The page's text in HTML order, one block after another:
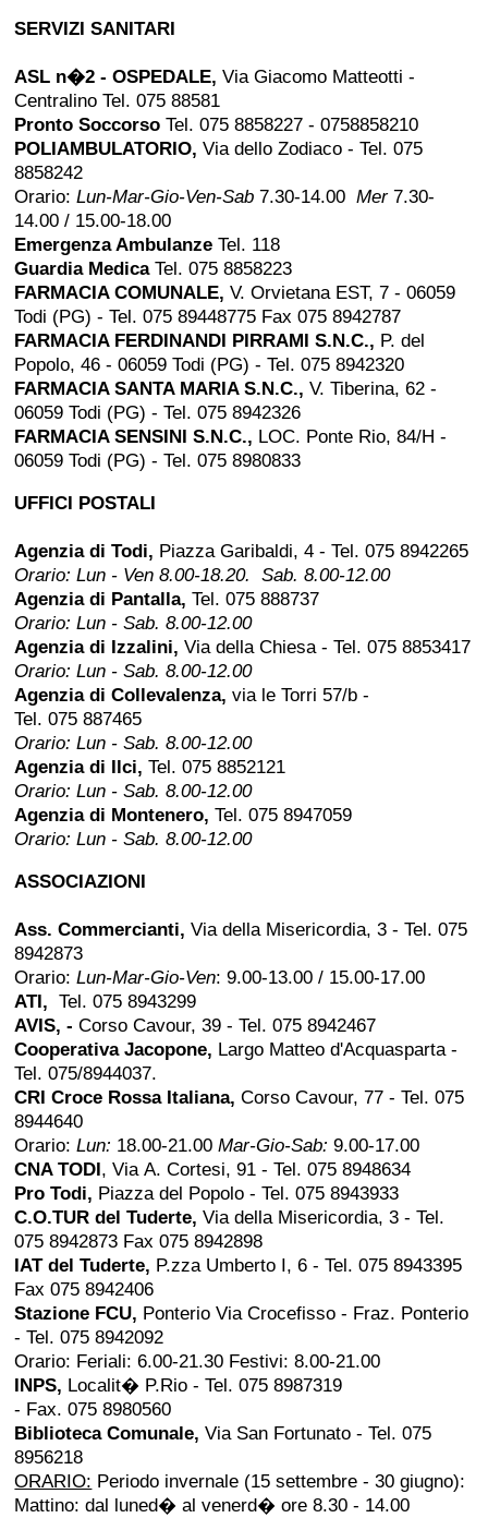
SERVIZI SANITARI
ASL n�2 - OSPEDALE,Via Giacomo Matteotti -
Centralino Tel. 075 88581
Pronto Soccorso Tel. 075 8858227 - 0758858210
POLIAMBULATORIO,Via dello Zodiaco - Tel. 075
8858242
Orario:Lun-Mar-Gio-Ven-Sab 7.30-14.00 Mer7.30-
14.00 / 15.00-18.00
Emergenza AmbulanzeTel. 118
Guardia MedicaTel. 075 8858223
FARMACIA COMUNALE,V. Orvietana EST, 7 - 06059
Todi (PG) - Tel. 075 89448775 Fax 075 8942787
FARMACIA FERDINANDI PIRRAMI S.N.C., P. del
Popolo, 46 - 06059 Todi (PG) - Tel. 075 8942320
FARMACIA SANTA MARIA S.N.C.,V. Tiberina, 62 -
06059 Todi (PG) - Tel. 075 8942326
FARMACIA SENSINI S.N.C., LOC. Ponte Rio, 84/H -
06059 Todi (PG) - Tel. 075 8980833
UFFICI POSTALI
Agenzia di Todi, Piazza Garibaldi, 4 - Tel. 075 8942265
Orario: Lun - Ven 8.00-18.20. Sab. 8.00-12.00
Agenzia di Pantalla,Tel. 075 888737
Orario: Lun - Sab. 8.00-12.00
Agenzia di Izzalini,Via della Chiesa - Tel. 075 8853417
Orario: Lun - Sab. 8.00-12.00
Agenzia di Collevalenza,via le Torri 57/b -
Tel. 075 887465
Orario: Lun - Sab. 8.00-12.00
Agenzia di Ilci,Tel. 075 8852121
Orario: Lun - Sab. 8.00-12.00
Agenzia di Montenero,Tel. 075 8947059
Orario: Lun - Sab. 8.00-12.00
ASSOCIAZIONI
Ass. Commercianti,Via della Misericordia, 3 - Tel. 075
8942873
Orario:Lun-Mar-Gio-Ven: 9.00-13.00 / 15.00-17.00
ATI,Tel. 075 8943299
AVIS, -Corso Cavour, 39 - Tel. 075 8942467
Cooperativa Jacopone, Largo Matteo d'Acquasparta -
Tel. 075/8944037.
CRI Croce Rossa Italiana,Corso Cavour, 77 - Tel. 075
8944640
Orario:Lun: 18.00-21.00Mar-Gio-Sab: 9.00-17.00
CNATODI , Via A. Cortesi, 91 - Tel. 075 8948634
Pro Todi, Piazza del Popolo - Tel. 075 8943933
C.O.TUR del Tuderte,Via della Misericordia, 3 - Tel.
075 8942873 Fax 075 8942898
IAT del Tuderte, P.zza Umberto I, 6 - Tel. 075 8943395
Fax 075 8942406
Stazione FCU, Ponterio Via Crocefisso - Fraz. Ponterio
- Tel. 075 8942092
Orario: Feriali: 6.00-21.30 Festivi: 8.00-21.00
INPS, Localit� P.Rio - Tel. 075 8987319
- Fax. 075 8980560
Biblioteca Comunale, Via San Fortunato - Tel. 075
8956218
ORARIO: Periodo invernale (15 settembre - 30 giugno):
Mattino: dal luned� al venerd� ore 8.30 - 14.00